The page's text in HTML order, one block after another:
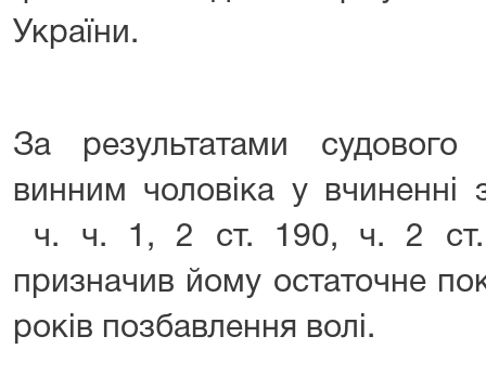
України.
За результатами
винним чоловіка у вчиненні
ч. ч. 1, 2 ст. 190, ч. 2
призначив йому остаточне
років позбавлення волі.